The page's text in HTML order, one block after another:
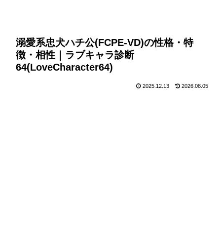
溺愛系忠犬ハチ公(FCPE-VD)の性格・特
徴・相性｜ラブキャラ診断
64(LoveCharacter64)
2025.12.13 2026.08.05